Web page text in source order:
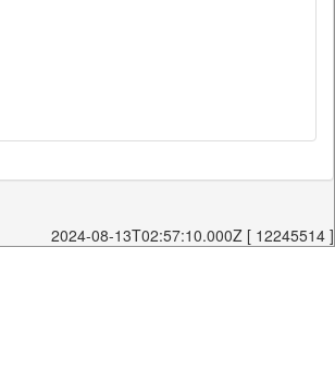
2024-08-13T02:57:10.000Z [ 12245514 ]